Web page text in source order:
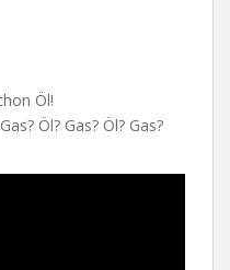
Öl!
Öl? Gas? Öl? Gas?